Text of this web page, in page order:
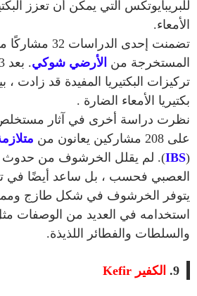
للبريبايوتكس التي يمكن أن تعزز
الأمعاء.
تضمنت إحدى
المستخرجة من الأرضي شوكي
تركيزات البكتيريا المفيدة قد زادت
بكتيريا الأمعاء الضارة .
نظرت دراسة أخرى في آثار
على 208 مشاركين يعانون من
(
IBS). لم يقلل الخرشوف من حدوث
العصبي فحسب ، بل ساعد أيضًا في
يتوفر الخرشوف في شكل طازج
استخدامه في العديد من الوصفات
والسلطات والفطائر اللذيذة.
9. الكفير Kefir